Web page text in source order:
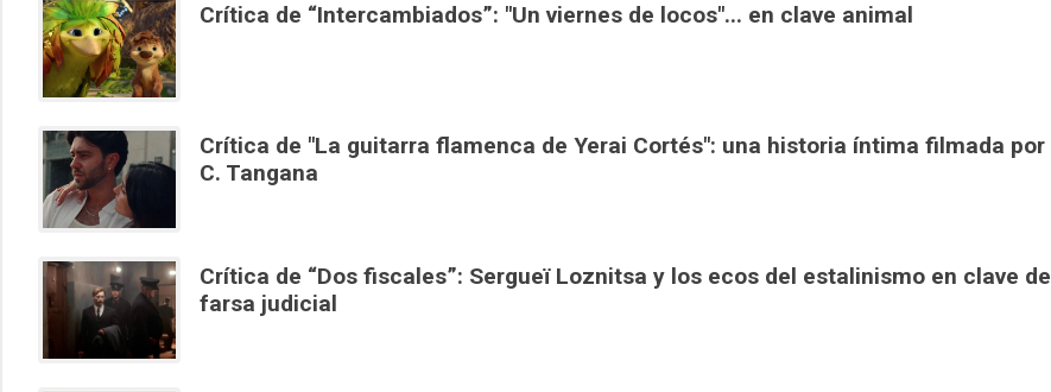
Crítica de “Intercambiados”: "Un viernes de locos"... en clave animal
Crítica de "La guitarra flamenca de Yerai Cortés": una historia íntima filmada por
C. Tangana
Crítica de “Dos fiscales”: Sergueï Loznitsa y los ecos del estalinismo en clave de
farsa judicial